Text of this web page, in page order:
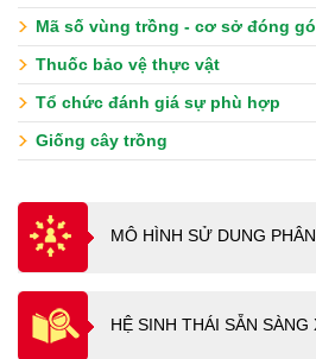
Mã số vùng trồng - cơ sở đóng
Thuốc bảo vệ thực vật
Tổ chức đánh giá sự phù hợp
Giống cây trồng
MÔ HÌNH SỬ DUNG
HỆ SINH THÁI SẴN SÀNG